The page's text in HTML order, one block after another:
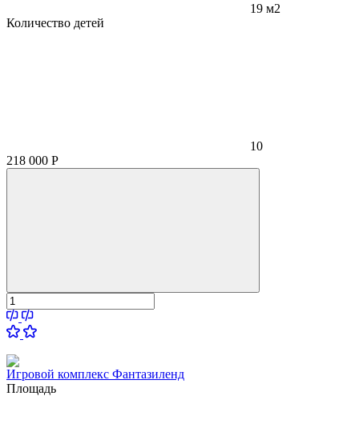
19 м2
Количество детей
10
218 000 Р
Игровой комплекс Фантазиленд
Площадь